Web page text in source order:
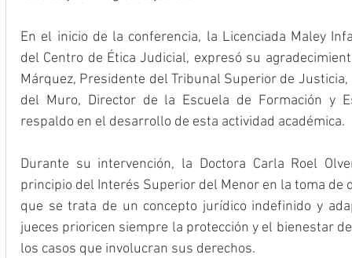
En el inicio de la conferencia, la Licenciada Maley
del Centro de Ética Judicial, expresó su
Márquez, Presidente del Tribunal Superior de
del Muro, Director de la Escuela de Formación y
respaldo en el desarrollo de esta actividad académica.
Durante su intervención, la Doctora Carla Roel
principio del Interés Superior del Menor en la toma de
que se trata de un concepto jurídico indefinido y
jueces prioricen siempre la protección y el bienestar
los casos que involucran sus derechos.